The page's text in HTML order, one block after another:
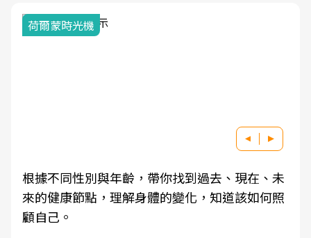
荷爾蒙時光機
根據不同性別與年齡，帶你找到過去、現在、未
來的健康節點，理解身體的變化，知道該如何照
顧自己。